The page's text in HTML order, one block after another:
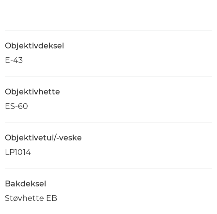
Objektivdeksel
E-43
Objektivhette
ES-60
Objektivetui/-veske
LP1014
Bakdeksel
Støvhette EB